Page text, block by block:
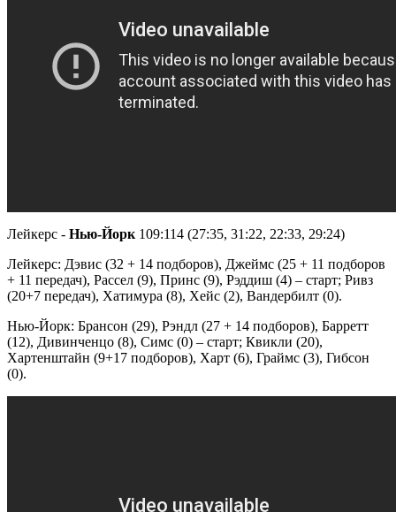
Лейкерс - Нью-Йорк 109:114 (27:35, 31:22, 22:33, 29:24)
Лейкерс: Дэвис (32 + 14 подборов), Джеймс (25 + 11 подборов
+ 11 передач), Рассел (9), Принс (9), Рэддиш (4) – старт; Ривз
(20+7 передач), Хатимура (8), Хейс (2), Вандербилт (0).
Нью-Йорк: Брансон (29), Рэндл (27 + 14 подборов), Барретт
(12), Дивинченцо (8), Симс (0) – старт; Квикли (20),
Хартенштайн (9+17 подборов), Харт (6), Граймс (3), Гибсон
(0).